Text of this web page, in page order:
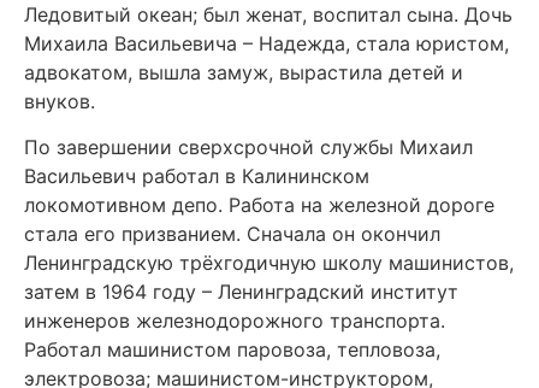
Ледовитый океан; был женат, воспитал сына. Дочь
Михаила Васильевича – Надежда, стала юристом,
адвокатом, вышла замуж, вырастила детей и
внуков.
По завершении сверхсрочной службы Михаил
Васильевич работал в Калининском
локомотивном депо. Работа на железной дороге
стала его призванием. Сначала он окончил
Ленинградскую трёхгодичную школу машинистов,
затем в 1964 году – Ленинградский институт
инженеров железнодорожного транспорта.
Работал машинистом паровоза, тепловоза,
электровоза; машинистом-инструктором,